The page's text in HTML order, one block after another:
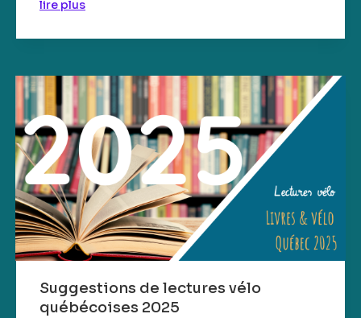
lire plus
Suggestions de lectures vélo
québécoises 2025